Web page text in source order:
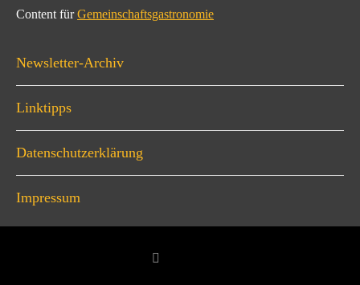
Content fürGemeinschaftsgastronomie
Newsletter-Archiv
Linktipps
Datenschutzerklärung
Impressum